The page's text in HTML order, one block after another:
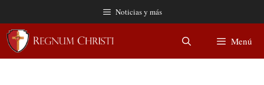
contenido
Noticias y más
Menú